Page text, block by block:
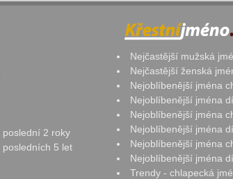
2 roky
5 let
Nejčastější mužská
Nejčastější ženská
Nejoblíbenější jména
Nejoblíbenější jména
Nejoblíbenější jména
Nejoblíbenější jména
Nejoblíbenější jména
Nejoblíbenější jména
Trendy - chlapecká